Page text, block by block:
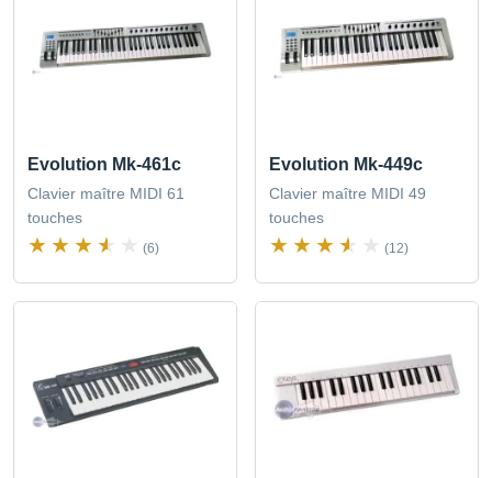
Evolution Mk-461c
Clavier maître MIDI 61
touches
(6)
Evolution Mk-449c
Clavier maître MIDI 49
touches
(12)